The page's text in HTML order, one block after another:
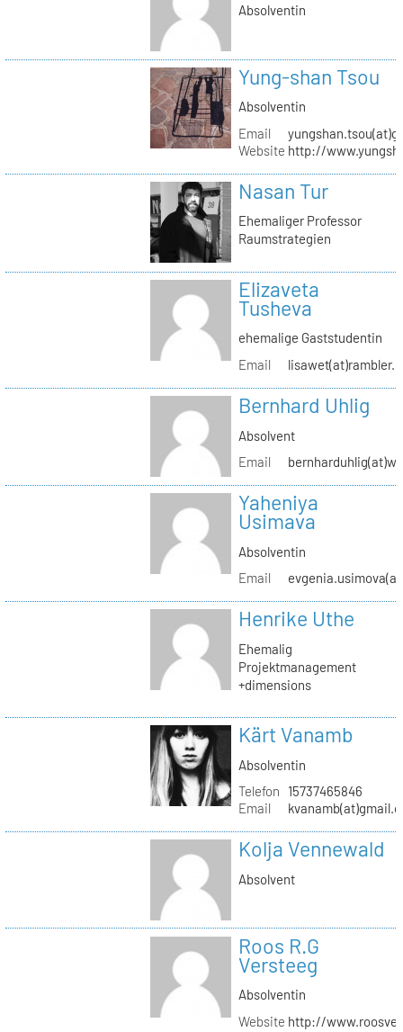
Absolventin
Yung-shan Tsou
Absolventin
Email
Website http://
Nasan Tur
Ehemaliger Professor
Raumstrategien
Elizaveta
Tusheva
ehemalige Gaststudentin
Email
Bernhard Uhlig
Absolvent
Email
Yaheniya
Usimava
Absolventin
Email
Henrike Uthe
Ehemalig
Projektmanagement
+dimensions
Kärt Vanamb
Absolventin
Telefon
15737465846
Email
Kolja Vennewald
Absolvent
Roos R.G
Versteeg
Absolventin
Website http://